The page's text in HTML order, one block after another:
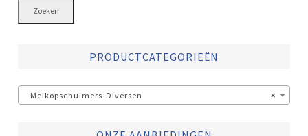
Zoeken
PRODUCTCATEGORIEËN
×
Melkopschuimers-Diversen